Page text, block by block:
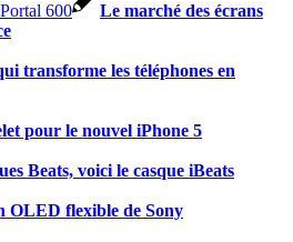
Le marché des écrans
transforme les téléphones en
pour le nouvel iPhone 5
Beats, voici le casque iBeats
OLED flexible de Sony